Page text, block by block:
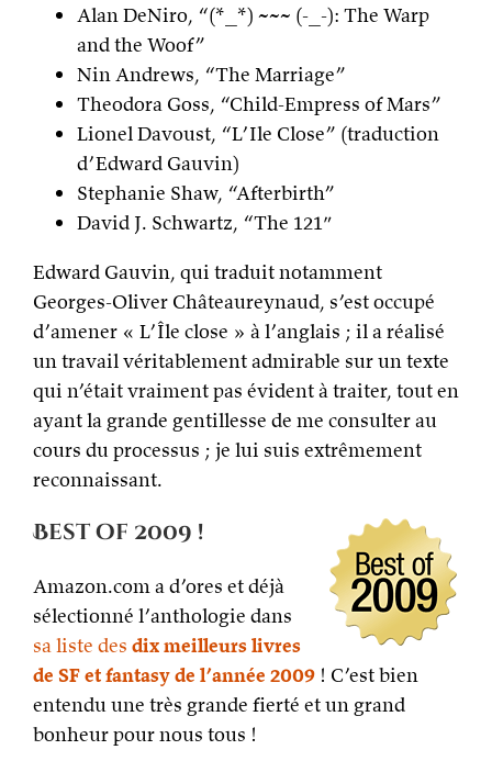
Alan DeNiro, “(*_*) ~~~ (-_-): The Warp
and the Woof”
Nin Andrews, “The Marriage”
Theodora Goss, “Child-Empress of Mars”
Lionel Davoust, “L’Ile Close” (traduction
d’Edward Gauvin)
Stephanie Shaw, “Afterbirth”
David J. Schwartz, “The 121″
Edward Gauvin, qui traduit notamment
Georges-Oliver Châteaureynaud, s’est occupé
d’amener « L’Île close » à l’anglais ; il a réalisé
un travail véritablement admirable sur un texte
qui n’était vraiment pas évident à traiter, tout en
ayant la grande gentillesse de me consulter au
cours du processus ; je lui suis extrêmement
reconnaissant.
Best of 2009 !
Amazon.com a d’ores et déjà
sélectionné l’anthologie dans
sa liste des dix meilleurs livres
de SF et fantasy de l’année 2009 ! C’est bien
entendu une très grande fierté et un grand
bonheur pour nous tous !